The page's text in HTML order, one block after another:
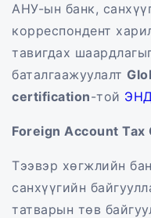
АНУ-ын банк,
корреспондент
тавигдах
баталгаажуулалт
certification-той
Foreign Account Tax
Тээвэр хөгжлийн
санхүүгийн
татварын төв